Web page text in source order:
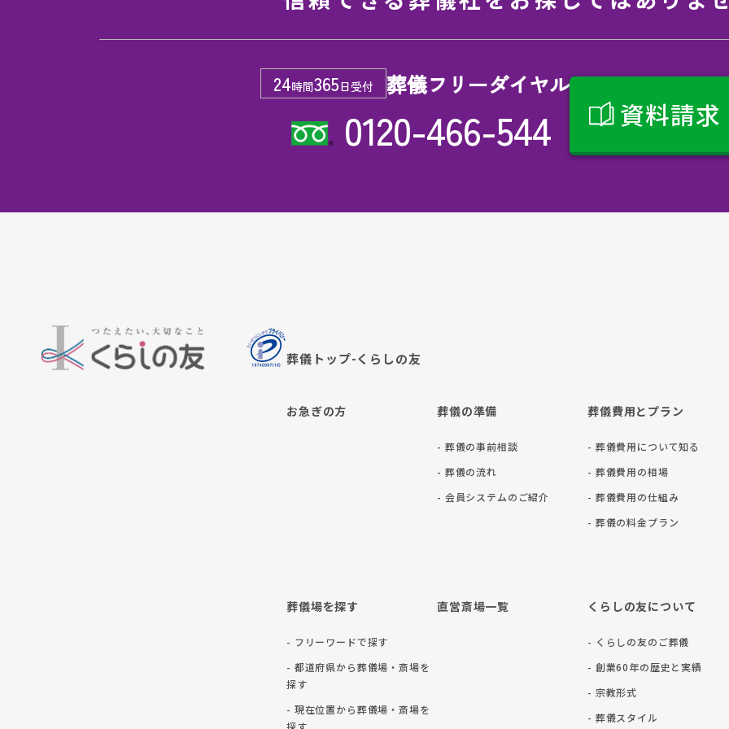
24時間365日受付 葬儀フリーダイヤル
0120-466-544 資料請
葬儀トップ-くらしの友
お急ぎの方 葬儀の準備
- 葬儀の事前相談
- 葬儀の流れ
- 会員システムのご紹介
葬儀費用とプラン
- 葬儀費用について知る
- 葬儀費用の相場
- 葬儀費用の仕組み
- 葬儀の料⾦プラン
葬儀場を探す
- フリーワードで探す
- 都道府県から葬儀場・斎場を
探す
- 現在位置から葬儀場・斎場を
探す
直営斎場一覧 くらしの友について
- くらしの友のご葬儀
- 創業60年の歴史と実績
- 宗教形式
- 葬儀スタイル